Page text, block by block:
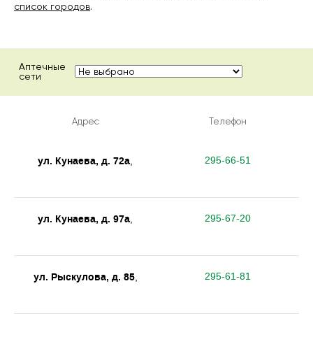
список городов.
Аптечные
сети
Адрес Телефон
ул. Кунаева, д. 72а, 295-66-51
ул. Кунаева, д. 97а, 295-67-20
ул. Рыскулова, д. 85, 295-61-81